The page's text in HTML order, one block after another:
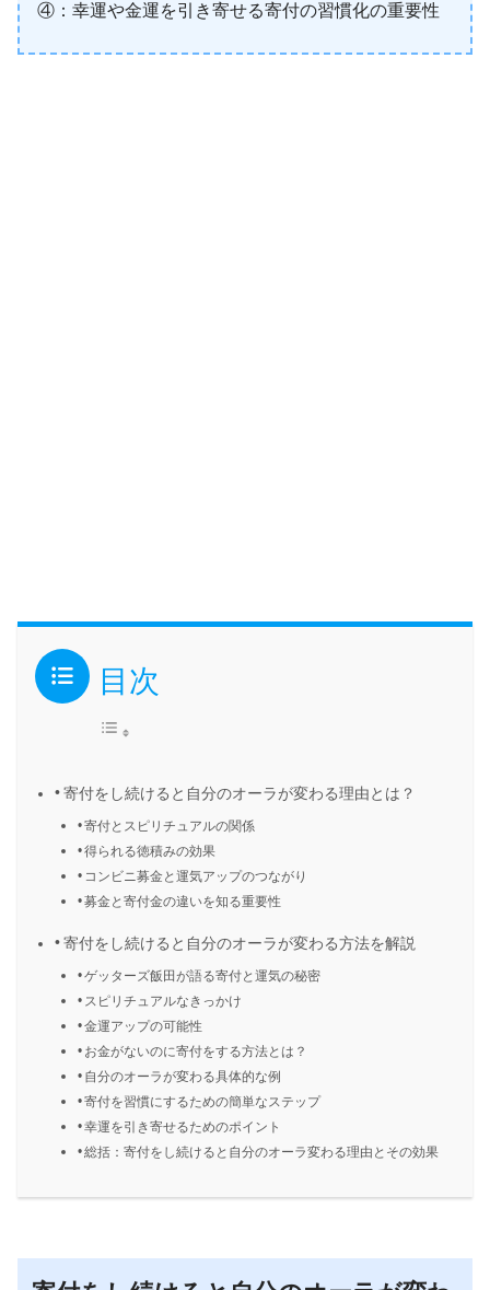
④：幸運や金運を引き寄せる寄付の習慣化の重要性
目次
寄付をし続けると自分のオーラが変わる理由とは？
寄付とスピリチュアルの関係
得られる徳積みの効果
コンビニ募金と運気アップのつながり
募金と寄付金の違いを知る重要性
寄付をし続けると自分のオーラが変わる方法を解説
ゲッターズ飯田が語る寄付と運気の秘密
スピリチュアルなきっかけ
金運アップの可能性
お金がないのに寄付をする方法とは？
自分のオーラが変わる具体的な例
寄付を習慣にするための簡単なステップ
幸運を引き寄せるためのポイント
総括：寄付をし続けると自分のオーラ変わる理由とその効果